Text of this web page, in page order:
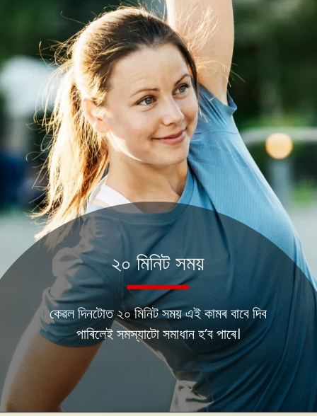
কেৱল দিনটোত ২০ মিনিট সময় এই কামৰ বাবে দিব
পাৰিলেই সমস্যাটো সমাধান হ’ব পাৰে।
২০ মিনিট সময়